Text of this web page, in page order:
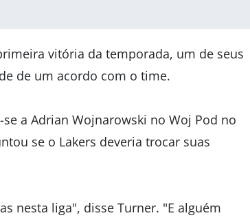
vitória da temporada, um de seus
de um acordo com o time.
a Adrian Wojnarowski no Woj Pod no
se o Lakers deveria trocar suas
nesta liga", disse Turner. "E alguém